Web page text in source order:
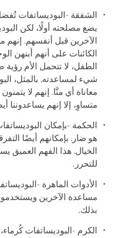
الشفقة -البوديساتفات
يضع مصلحته أولًا، لكن
الآخرين قبل أنفسهم. إنهم
الكائنات على أنهم أبنهن
الطفل، لا تتحمل الأم
شيء لمساعدته. بالمثل،
معاناة أي منَّا. إنهم لا
متساوِ، إلا إنهم يساعدوننا
الحكمة -بإمكان
هو ضار. بإمكانهم أيضًا
الخيال. هذا الفهم العميق
للتحرر.
الأدوات الماهرة -
مساعدة الآخرين
بذلك.
الكرم -البوديساتفات